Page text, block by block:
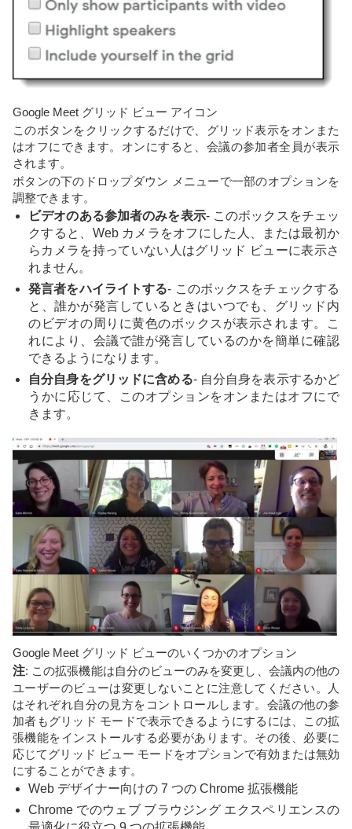
Google Meet グリッド ビュー アイコン
このボタンをクリックするだけで、グリッド表示をオンまた
はオフにできます。オンにすると、会議の参加者全員が表示
されます。
ボタンの下のドロップダウン メニューで一部のオプションを
調整できます。
ビデオのある参加者のみを表示- このボックスをチェッ
クすると、Web カメラをオフにした人、または最初か
らカメラを持っていない人はグリッド ビューに表示さ
れません。
発言者をハイライトする- このボックスをチェックする
と、誰かが発言しているときはいつでも、グリッド内
のビデオの周りに黄色のボックスが表示されます。こ
れにより、会議で誰が発言しているのかを簡単に確認
できるようになります。
自分自身をグリッドに含める- 自分自身を表示するかど
うかに応じて、このオプションをオンまたはオフにで
きます。
Google Meet グリッド ビューのいくつかのオプション
注: この拡張機能は自分のビューのみを変更し、会議内の他の
ユーザーのビューは変更しないことに注意してください。人
はそれぞれ自分の見方をコントロールします。会議の他の参
加者もグリッド モードで表示できるようにするには、この拡
張機能をインストールする必要があります。その後、必要に
応じてグリッド ビュー モードをオプションで有効または無効
にすることができます。
Web デザイナー向けの 7 つの Chrome 拡張機能
Chrome でのウェブ ブラウジング エクスペリエンスの